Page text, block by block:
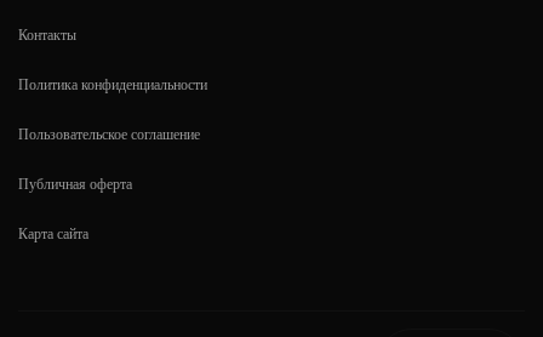
Контакты
Политика конфиденциальности
Пользовательское соглашение
Публичная оферта
Карта сайта